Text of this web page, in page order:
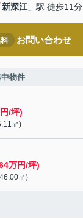
新深江」駅 徒歩11分
お問い合わせ
物件
/坪)
㎡)
万円/坪)
㎡)